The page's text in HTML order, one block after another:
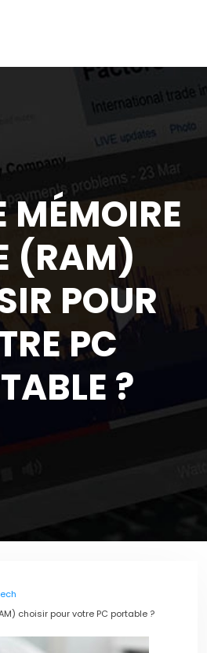
MÉMOIRE
(RAM)
POUR
PC
?
choisir pour votre PC portable ?